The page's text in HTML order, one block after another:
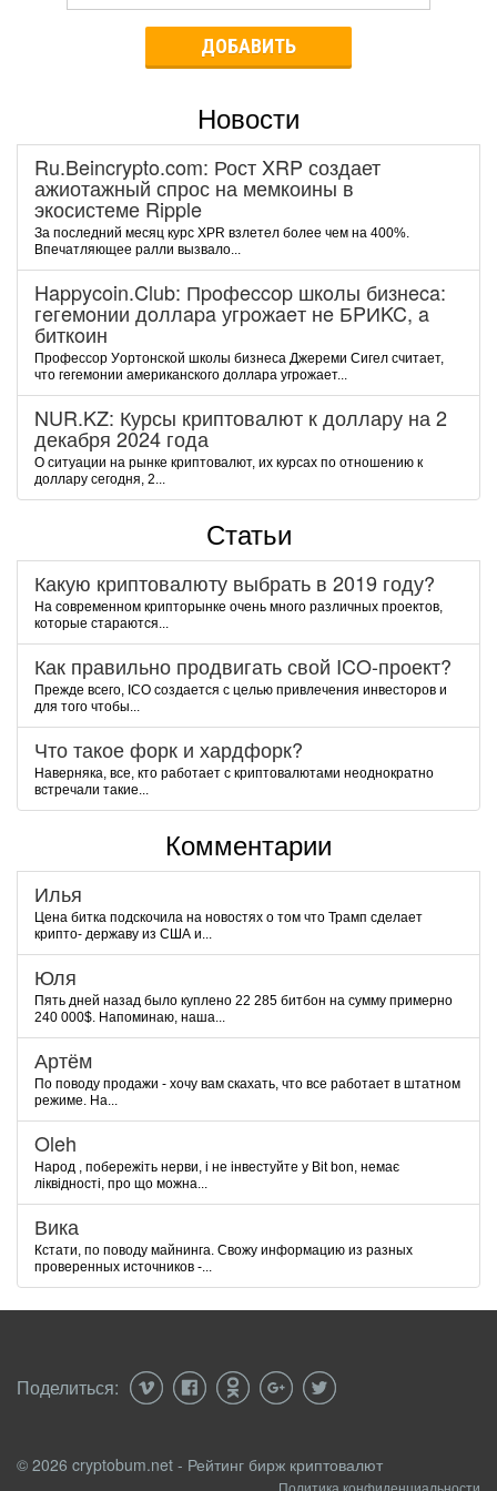
ДОБАВИТЬ
Новости
Ru.Beincrypto.com: Рост XRP создает
ажиотажный спрос на мемкоины в
экосистеме Ripple
За последний месяц курс XPR взлетел более чем на 400%.
Впечатляющее ралли вызвало...
Happycoin.Club: Пpoфeccop шкoлы бизнeca:
гeгeмoнии дoллapa угpoжaeт нe БPИKC, a
биткoин
Пpoфeccop Уopтoнcкoй шкoлы бизнeca Джepeми Cигeл cчитaeт,
чтo гeгeмoнии aмepикaнcкoгo дoллapa угpoжaeт...
NUR.KZ: Курсы криптовалют к доллару на 2
декабря 2024 года
О ситуации на рынке криптовалют, их курсах по отношению к
доллару сегодня, 2...
Статьи
Какую криптовалюту выбрать в 2019 году?
На современном крипторынке очень много различных проектов,
которые стараются...
Как правильно продвигать свой ICO-проект?
Прежде всего, ICO создается с целью привлечения инвесторов и
для того чтобы...
Что такое форк и хардфорк?
Наверняка, все, кто работает с криптовалютами неоднократно
встречали такие...
Комментарии
Илья
Цена битка подскочила на новостях о том что Трамп сделает
крипто- державу из США и...
Юля
Пять дней назад было куплено 22 285 битбон на сумму примерно
240 000$. Напоминаю, наша...
Артём
По поводу продажи - хочу вам скахать, что все работает в штатном
режиме. На...
Oleh
Народ , побережіть нерви, і не інвестуйте у Bit bon, немає
ліквідності, про що можна...
Вика
Кстати, по поводу майнинга. Свожу информацию из разных
проверенных источников -...
Поделиться:
© 2026 cryptobum.net - Рейтинг бирж криптовалют
Политика конфиденциальности